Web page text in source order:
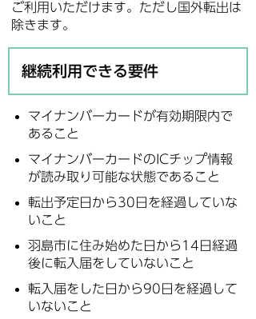
ご利用いただけます。ただし国外転出は
除きます。
継続利用できる要件
マイナンバーカードが有効期限内で
あること
マイナンバーカードのICチップ情報
が読み取り可能な状態であること
転出予定日から30日を経過していな
いこと
羽島市に住み始めた日から14日経過
後に転入届をしていないこと
転入届をした日から90日を経過して
いないこと